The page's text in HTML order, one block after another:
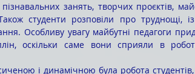
занять, творчих проєктів,
студенти розповіли про труднощі,
Особливу увагу майбутні педагоги
оскільки саме вони сприяли в